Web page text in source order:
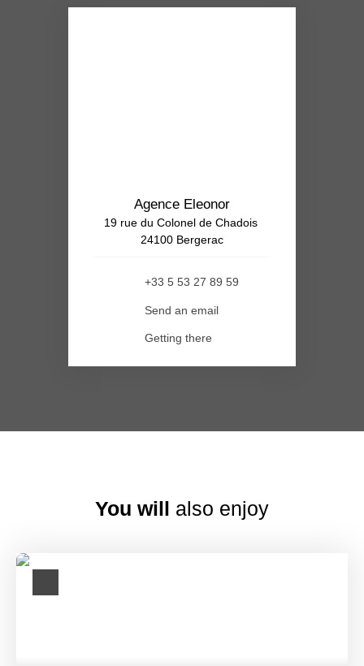
Agence Eleonor
19 rue du Colonel de Chadois
24100 Bergerac
+33 5 53 27 89 59
Send an email
Getting there
You will also enjoy